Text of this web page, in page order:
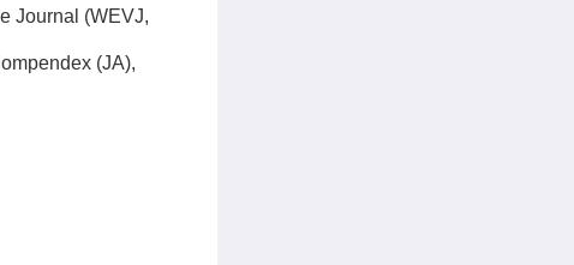
Journal (WEVJ,
(JA),